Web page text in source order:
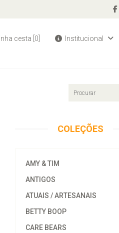
cesta [0]
Institucional
COLEÇÕES
AMY & TIM
ANTIGOS
ATUAIS / ARTESANAIS
BETTY BOOP
CARE BEARS